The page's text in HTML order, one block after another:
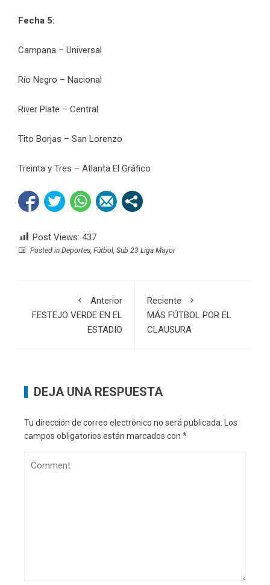
Fecha 5:
Campana – Universal
Río Negro – Nacional
River Plate – Central
Tito Borjas – San Lorenzo
Treinta y Tres – Atlanta El Gráfico
Post Views: 437
Posted in Deportes, Fútbol, Sub 23 Liga Mayor
Anterior
FESTEJO VERDE EN EL
ESTADIO
Reciente
MÁS FÚTBOL POR EL
CLAUSURA
DEJA UNA RESPUESTA
Tu dirección de correo electrónico no será publicada.
Los
campos obligatorios están marcados con *